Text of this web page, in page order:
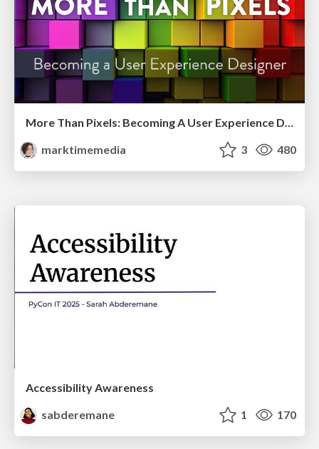
More Than Pixels: Becoming A User Experience Designer
marktimemedia
3 480
Accessibility Awareness
sabderemane
1 170